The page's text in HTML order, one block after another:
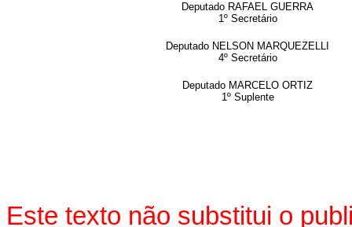
Deputado RAFAEL GUERRA
1º Secretário
Deputado NELSON MARQUEZELLI
4º Secretário
Deputado MARCELO ORTIZ
1º Suplente
Este texto não substitui o